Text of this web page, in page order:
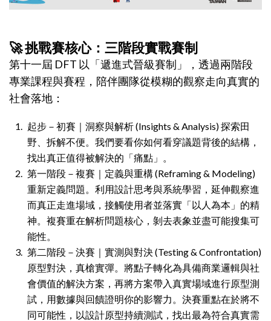
🚀 挑戰賽核心：三階段實戰賽制
第十一屆 DFT 以「遞進式晉級賽制」，透過兩階段
專業課程與賽程，陪伴團隊從模糊的觀察走向真實的
社會落地：
起步－初賽｜洞察與解析 (Insights & Analysis) 探索田
野、拆解不便。我們要看你如何看穿議題背後的結構，
找出真正值得被解決的「痛點」。
第一階段－複賽｜定義與重構 (Reframing & Modeling)
重新定義問題。利用設計思考與系統學習，延伸觀察進
而真正走進場域，接觸使用者並落實「以人為本」的精
神。複賽重在解析問題核心，剝去表象並盡可能搜集可
能性。
第二階段－決賽｜實測與對決 (Testing & Confrontation)
原型對決，真槍實彈。將點子轉化為具備商業邏輯與社
會價值的解決方案，再將方案帶入真實場域進行原型測
試，用數據與回饋證明你的影響力。決賽重點在於將不
同可能性，以設計原型持續測試，找出最為符合真實需